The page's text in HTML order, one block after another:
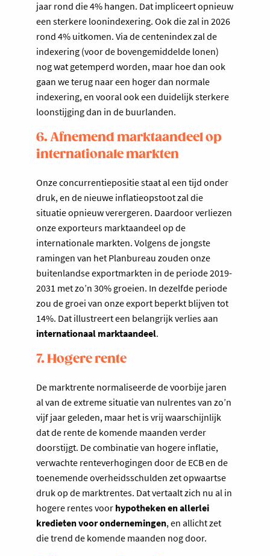
jaar rond die 4% hangen. Dat impliceert opnieuw
een sterkere loonindexering. Ook die zal in 2026
rond 4% uitkomen. Via de centenindex zal de
indexering (voor de bovengemiddelde lonen)
nog wat getemperd worden, maar hoe dan ook
gaan we terug naar een hoger dan normale
indexering, en vooral ook een duidelijk sterkere
loonstijging dan in de buurlanden.
6. Afnemend marktaandeel op
internationale markten
Onze concurrentiepositie staat al een tijd onder
druk, en de nieuwe inflatieopstoot zal die
situatie opnieuw verergeren. Daardoor verliezen
onze exporteurs marktaandeel op de
internationale markten. Volgens de jongste
ramingen van het Planbureau zouden onze
buitenlandse exportmarkten in de periode 2019-
2031 met zo’n 30% groeien. In dezelfde periode
zou de groei van onze export beperkt blijven tot
14%. Dat illustreert een belangrijk verlies aan
internationaal marktaandeel.
7. Hogere rente
De marktrente normaliseerde de voorbije jaren
al van de extreme situatie van nulrentes van zo’n
vijf jaar geleden, maar het is vrij waarschijnlijk
dat de rente de komende maanden verder
doorstijgt. De combinatie van hogere inflatie,
verwachte renteverhogingen door de ECB en de
toenemende overheidsschulden zet opwaartse
druk op de marktrentes. Dat vertaalt zich nu al in
hogere rentes voor hypotheken en allerlei
kredieten voor ondernemingen, en allicht zet
die trend de komende maanden nog door.